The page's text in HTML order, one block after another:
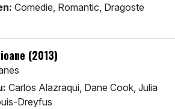
Comedie, Romantic, Dragoste
(2013)
Carlos Alazraqui, Dane Cook, Julia
Dreyfus